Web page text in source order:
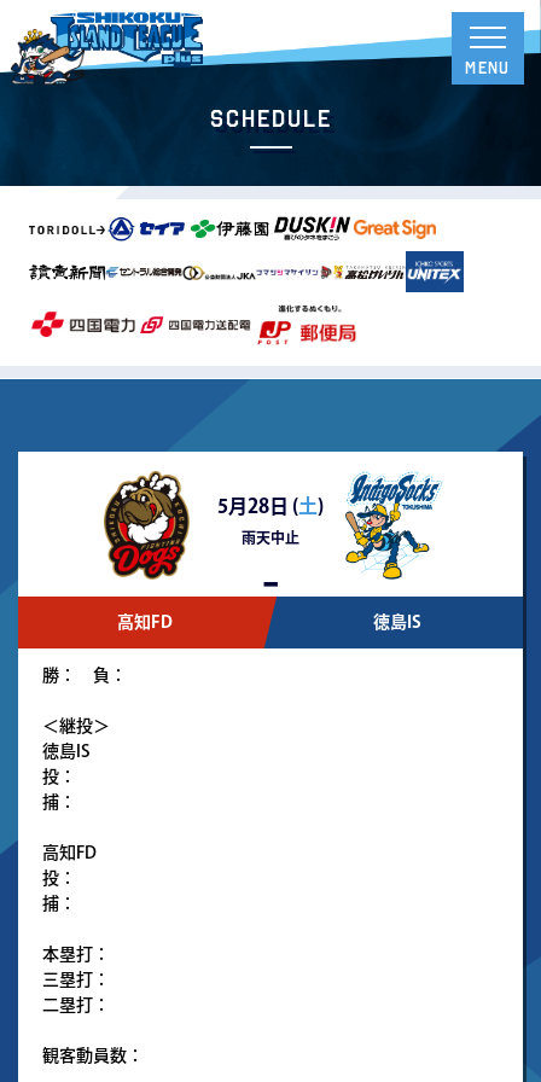
Schedule
5月28日 (土)
雨天中止
-
高知FD 徳島IS
勝： 負：
＜継投＞
徳島IS
投：
捕：
高知FD
投：
捕：
本塁打：
三塁打：
二塁打：
観客動員数：